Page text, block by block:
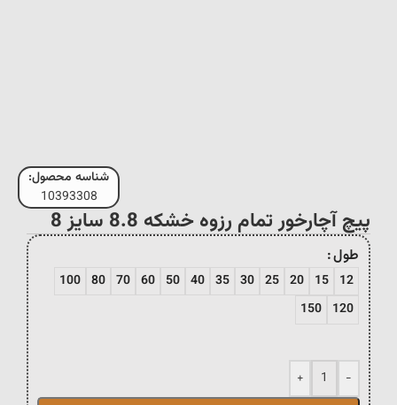
شناسه محصول:
10393308
پیچ آچارخور تمام رزوه خشکه 8.8 سایز 8
طول
12
15
20
25
30
35
40
50
60
70
80
100
120
150
-
+